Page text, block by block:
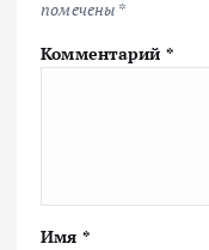
помечены *
Комментарий *
Имя *